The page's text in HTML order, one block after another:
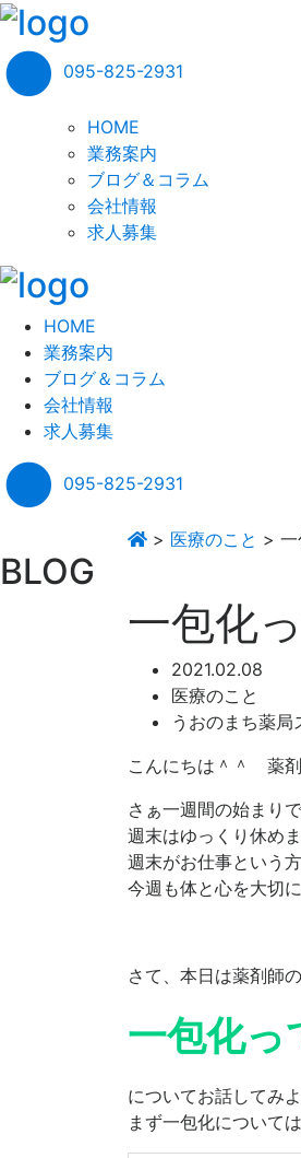
095-825-2931
HOME
業務案内
ブログ＆コラム
会社情報
求人募集
HOME
業務案内
ブログ＆コラム
会社情報
求人募集
095-825-2931
> 医療のこと >
BLOG
一包化
2021.02.08
医療のこと
うおのまち薬局
こんにちは＾＾ 薬剤
さぁ一週間の始まり
週末はゆっくり休め
週末がお仕事という
今週も体と心を大切
さて、本日は薬剤師
一包化っ
についてお話してみ
まず一包化について